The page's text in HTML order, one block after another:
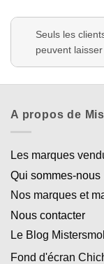
Seuls les
peuvent
A propos de
Les marques
Qui sommes-nous
Nos marques et
Nous contacter
Le Blog
Fond d'écran